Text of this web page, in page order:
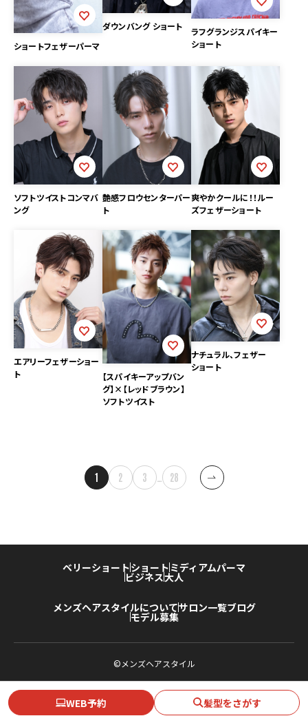
WEB予約 髪型をさがす
ショートフェザーパーマ
ダウンバング ショート
ラフグランジスパイキー
ショート
ソフトツイストコンマバ
ング
艶感フロウセンターパー
ト
爽やかクールに！！ルー
ズフェザーショート
エアリーフェザーショー
ト
【スパイキーアップバン
グ】×【レッドブラウン】
ソフトツイスト
ナチュラル、フェザー
ショート
1 2 3 … 28
ベリーショートショート ミディアムパーマ
ビジネス大人
メンズヘアスタイルについてサロン一覧ブログ
モデル募集
©メンズヘアスタイル